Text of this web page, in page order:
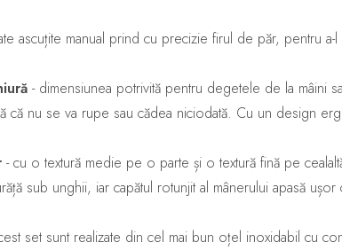
ascuțite manual prind cu precizie firul de păr, pentru a-
- dimensiunea potrivită pentru degetele de la mâini
că nu se va rupe sau cădea niciodată. Cu un design
- cu o textură medie pe o parte și o textură fină pe
sub unghii, iar capătul rotunjit al mânerului apasă
set sunt realizate din cel mai bun oțel inoxidabil cu